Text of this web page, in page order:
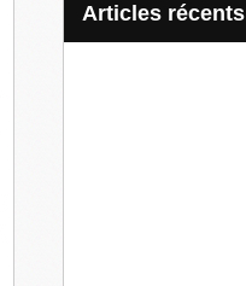
articles récents